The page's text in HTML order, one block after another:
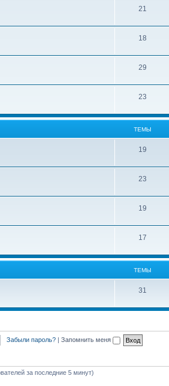
21
18
29
23
ТЕМЫ
19
23
19
17
ТЕМЫ
31
Забыли пароль? | Запомнить меня
за последние 5 минут)